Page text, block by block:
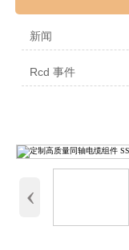
新闻
Rcd 事件
‹